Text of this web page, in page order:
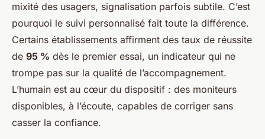
mixité des usagers, signalisation parfois subtile. C’est
pourquoi le suivi personnalisé fait toute la différence.
Certains établissements affirment des taux de réussite
de 95 % dès le premier essai, un indicateur qui ne
trompe pas sur la qualité de l’accompagnement.
L’humain est au cœur du dispositif : des moniteurs
disponibles, à l’écoute, capables de corriger sans
casser la confiance.